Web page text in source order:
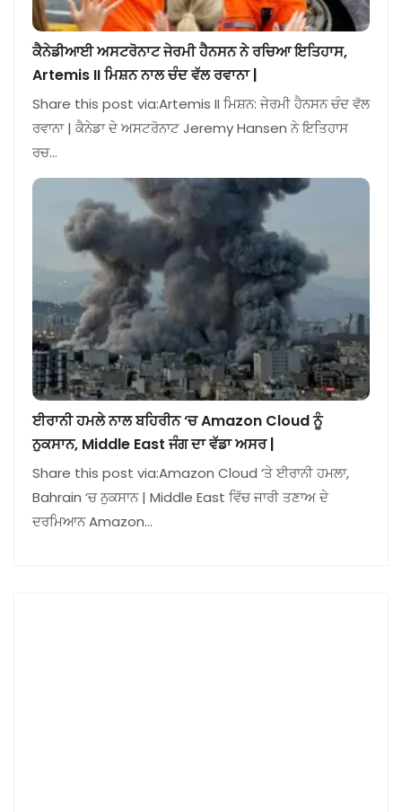
ਕੈਨੇਡੀਆਈ ਅਸਟਰੋਨਾਟ ਜੇਰਮੀ ਹੈਨਸਨ ਨੇ ਰਚਿਆ ਇਤਿਹਾਸ,
Artemis II ਮਿਸ਼ਨ ਨਾਲ ਚੰਦ ਵੱਲ ਰਵਾਨਾ |
Share this post via:Artemis II ਮਿਸ਼ਨ: ਜੇਰਮੀ ਹੈਨਸਨ ਚੰਦ ਵੱਲ
ਰਵਾਨਾ | ਕੈਨੇਡਾ ਦੇ ਅਸਟਰੋਨਾਟ Jeremy Hansen ਨੇ ਇਤਿਹਾਸ
ਰਚ…
ਈਰਾਨੀ ਹਮਲੇ ਨਾਲ ਬਹਿਰੀਨ ‘ਚ Amazon Cloud ਨੂੰ
ਨੁਕਸਾਨ, Middle East ਜੰਗ ਦਾ ਵੱਡਾ ਅਸਰ |
Share this post via:Amazon Cloud ‘ਤੇ ਈਰਾਨੀ ਹਮਲਾ,
Bahrain ‘ਚ ਨੁਕਸਾਨ | Middle East ਵਿੱਚ ਜਾਰੀ ਤਣਾਅ ਦੇ
ਦਰਮਿਆਨ Amazon…